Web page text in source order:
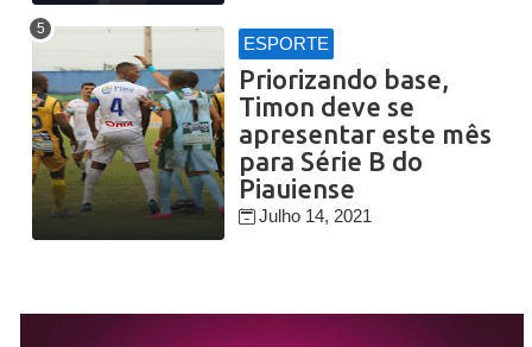
ESPORTE
Priorizando base,
Timon deve se
apresentar este mês
para Série B do
Piauiense
Julho 14, 2021